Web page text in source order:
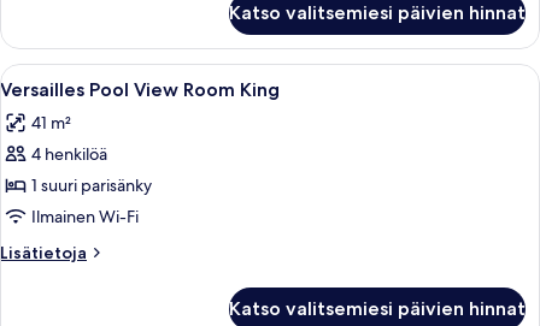
Suite
King
Katso valitsemiesi päivien hinnat
Avaa
kaikki
huonetyypin
Versailles
Pool
View
Room
King
Hotellihuone, jossa on suuri sänky,
4
Versailles Pool View Room King
41 m²
4 henkilöä
1 suuri parisänky
Ilmainen Wi-Fi
Lisätietoja
Lisätietoja
Katso valitsemiesi päivien hinnat